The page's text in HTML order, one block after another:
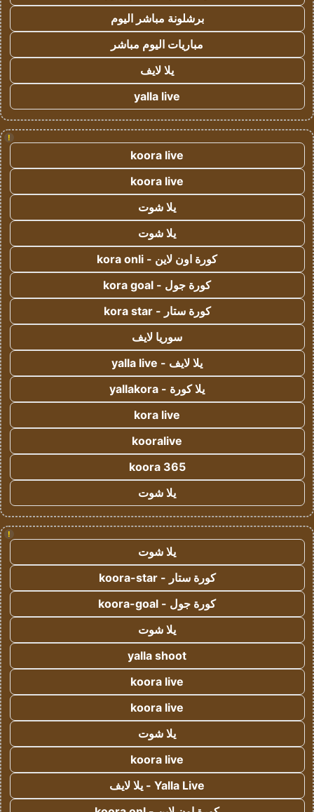
برشلونة مباشر اليوم
مباريات اليوم مباشر
يلا لايف
yalla live
!
koora live
koora live
يلا شوت
يلا شوت
كورة اون لاين - kora onli
كورة جول - kora goal
كورة ستار - kora star
سوريا لايف
يلا لايف - yalla live
يلا كورة - yallakora
kora live
kooralive
koora 365
يلا شوت
!
يلا شوت
كورة ستار - koora-star
كورة جول - koora-goal
يلا شوت
yalla shoot
koora live
koora live
يلا شوت
koora live
Yalla Live - يلا لايف